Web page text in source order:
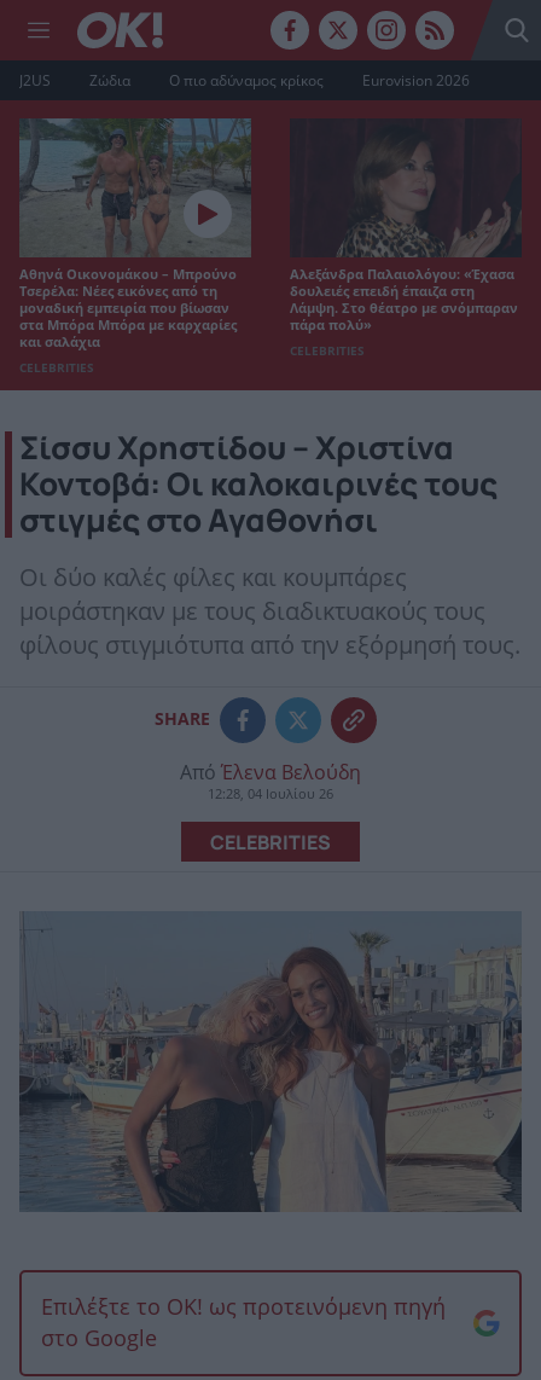
J2US Ζώδια Ο πιο αδύναμος κρίκος Eurovision 2026
Αθηνά Οικονομάκου – Μπρούνο
Τσερέλα: Νέες εικόνες από τη
μοναδική εμπειρία που βίωσαν
στα Μπόρα Μπόρα με καρχαρίες
και σαλάχια
CELEBRITIES
Αλεξάνδρα Παλαιολόγου: «Έχασα
δουλειές επειδή έπαιζα στη
Λάμψη. Στο θέατρο με σνόμπαραν
πάρα πολύ»
CELEBRITIES
Σίσσυ Χρηστίδου – Χριστίνα
Κοντοβά: Οι καλοκαιρινές τους
στιγμές στο Αγαθονήσι
Οι δύο καλές φίλες και κουμπάρες
μοιράστηκαν με τους διαδικτυακούς τους
φίλους στιγμιότυπα από την εξόρμησή τους.
SHARE
Από Έλενα Βελούδη
12:28, 04 Ιουλίου 26
CELEBRITIES
Επιλέξτε το OK! ως προτεινόμενη πηγή
στο Google